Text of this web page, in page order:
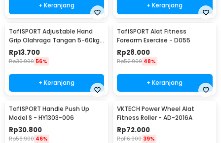
+ Keranjang + Keranjang
TaffSPORT Adjustable Hand
Grip Olahraga Tangan 5-60kg
- TPR
Rp13.700
Rp30.900 56%
+ Keranjang
TaffSPORT Alat Fitness
Forearm Exercise - D055
Rp28.000
Rp52.900 48%
+ Keranjang
TaffSPORT Handle Push Up
Model S - HY1303-006
Rp30.800
Rp56.900 46%
VKTECH Power Wheel Alat
Fitness Roller - AD-2016A
Rp72.000
Rp116.900 39%